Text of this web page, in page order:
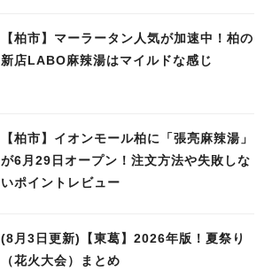
【柏市】マーラータン人気が加速中！柏の
新店LABO麻辣湯はマイルドな感じ
【柏市】イオンモール柏に「張亮麻辣湯」
が6月29日オープン！注文方法や失敗しな
いポイントレビュー
(8月3日更新)【東葛】2026年版！夏祭り
（花火大会）まとめ